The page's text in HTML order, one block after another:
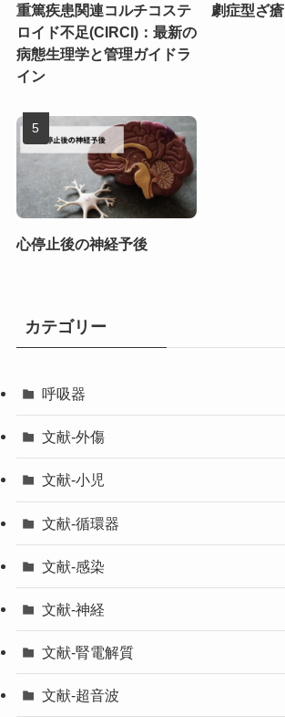
重篤疾患関連コルチコステ
ロイド不足(CIRCI)：最新の
病態生理学と管理ガイドラ
イン
劇症型ざ瘡
心停止後の神経予後
カテゴリー
呼吸器
文献-外傷
文献-小児
文献-循環器
文献-感染
文献-神経
文献-腎電解質
文献-超音波